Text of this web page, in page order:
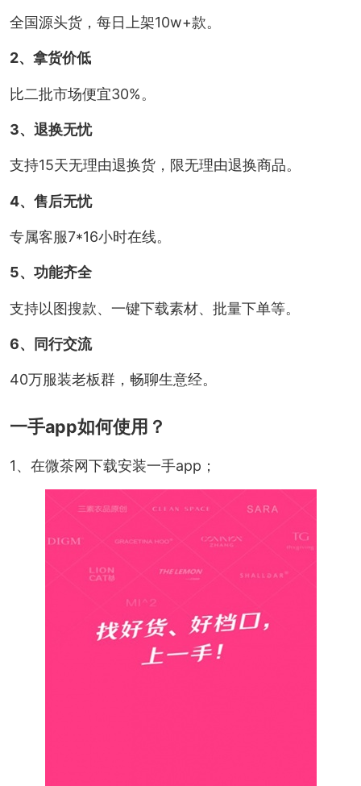
全国源头货，每日上架10w+款。
2、拿货价低
比二批市场便宜30%。
3、退换无忧
支持15天无理由退换货，限无理由退换商品。
4、售后无忧
专属客服7*16小时在线。
5、功能齐全
支持以图搜款、一键下载素材、批量下单等。
6、同行交流
40万服装老板群，畅聊生意经。
一手app如何使用？
1、在微茶网下载安装一手app；